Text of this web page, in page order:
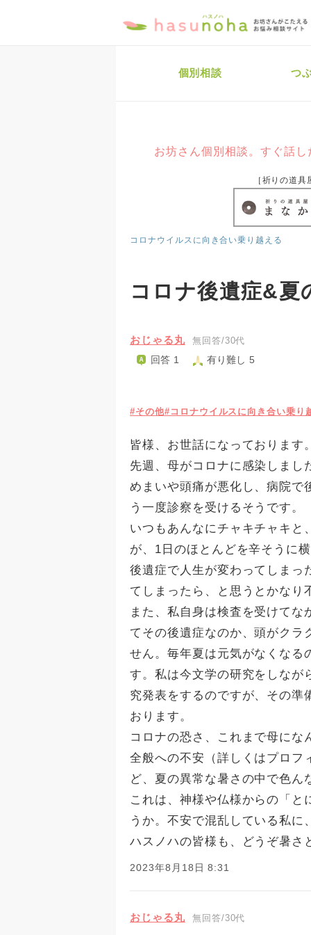
個別相談 つ
お坊さん個別相談。すぐ話
［祈りの道
コロナウイルスに向き合い乗り越える
コロナ後遺症&夏
おじゃる丸 無回答/30代
回答 1 有り難し 5
#その他#コロナウイルスに向き合い乗り
皆様、お世話になっております
先週、母がコロナに感染しまし
めまいや頭痛が悪化し、病院で
う一度診察を受けるそうです。
いつもあんなにチャキチャキと
が、1日のほとんどを辛そうに
後遺症で人生が変わってしまっ
てしまったら、と思うとかなり
また、私自身は検査を受けて
てその後遺症なのか、頭がクラ
せん。毎年夏は元気がなくなる
す。私は今文学の研究をしなが
究発表をするのですが、その準
おります。
コロナの恐さ、これまで母に
全般への不安（詳しくはプロフ
ど、夏の異常な暑さの中で色
これは、神様や仏様からの「
うか。不安で混乱している私
ハスノハの皆様も、どうぞ暑さ
2023年8月18日 8:31
おじゃる丸 無回答/30代